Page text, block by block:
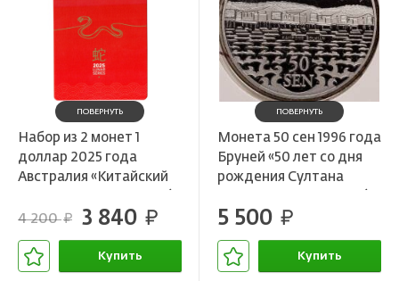
ПОВЕРНУТЬ
Набор из 2 монет 1
доллар 2025 года
Австралия «Китайский
буклете)
4 200руб. 3 840 руб.
Купить
ПОВЕРНУТЬ
Монета 50 сен 1996 года
Бруней «50 лет со дня
рождения Султана
буклете)
5 500 руб.
Купить